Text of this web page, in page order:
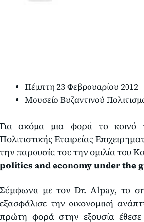
Πέμπτη 23 Φεβρουαρίου 2012
Μουσείο Βυζαντινού
Για ακόμα μια φορά το κοινό
Πολιτιστικής Εταιρείας
την παρουσία του την ομιλία του
politics and economy under the
Σύμφωνα με τον Dr. Alpay, το
εξασφάλισε την οικονομική
πρώτη φορά στην εξουσία